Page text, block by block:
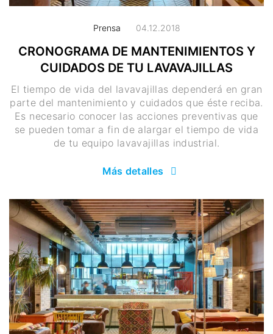
Prensa 04.12.2018
CRONOGRAMA DE MANTENIMIENTOS Y
CUIDADOS DE TU LAVAVAJILLAS
El tiempo de vida del lavavajillas dependerá en gran
parte del mantenimiento y cuidados que éste reciba.
Es necesario conocer las acciones preventivas que
se pueden tomar a fin de alargar el tiempo de vida
de tu equipo lavavajillas industrial.
Más detalles